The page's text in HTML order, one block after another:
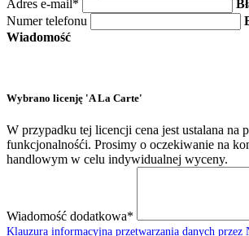
Adres e-mail*
Numer telefonu
Wiadomość
Wybrano licenję 'A La Carte'
W przypadku tej licencji cena jest ustalana na
funkcjonalnośći. Prosimy o oczekiwanie na
handlowym w celu indywidualnej wyceny.
Wiadomość dodatkowa*
Klauzura informacyjna przetwarzania danych przez